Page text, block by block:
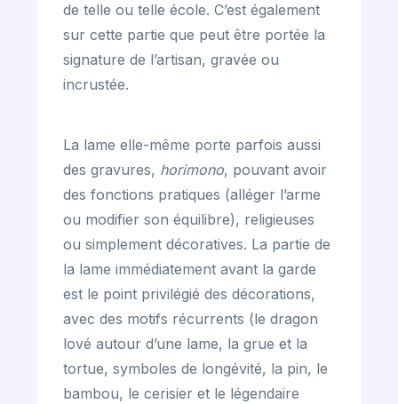
de telle ou telle école. C’est également
sur cette partie que peut être portée la
signature de l’artisan, gravée ou
incrustée.
La lame elle-même porte parfois aussi
des gravures, horimono, pouvant avoir
des fonctions pratiques (alléger l’arme
ou modifier son équilibre), religieuses
ou simplement décoratives. La partie de
la lame immédiatement avant la garde
est le point privilégié des décorations,
avec des motifs récurrents (le dragon
lové autour d’une lame, la grue et la
tortue, symboles de longévité, la pin, le
bambou, le cerisier et le légendaire